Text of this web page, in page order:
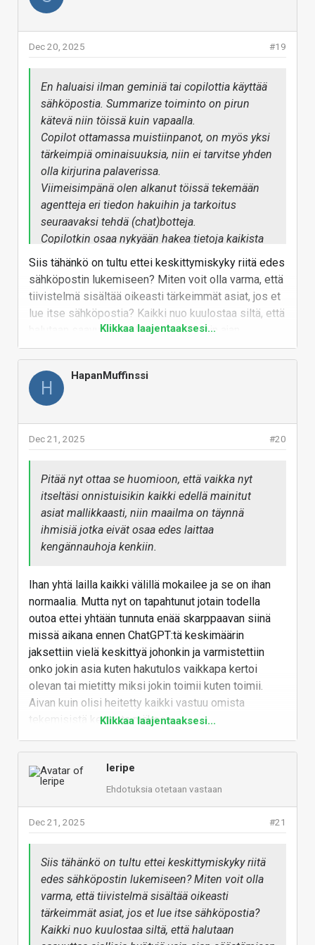
kutsustaan ostallistujia herkemmin, joiden jutua voi
olla vain jokin siivu. Ja voihan sen monenpalaverin
yhteenveto olla hyöksi siihen osallistumattomille.
Vastaa
#19
Dec 20, 2025
En haluaisi ilman geminiä tai copilottia käyttää
sähköpostia. Summarize toiminto on pirun
kätevä niin töissä kuin vapaalla.
Copilot ottamassa muistiinpanot, on myös yksi
tärkeimpiä ominaisuuksia, niin ei tarvitse yhden
olla kirjurina palaverissa.
Viimeisimpänä olen alkanut töissä tekemään
agentteja eri tiedon hakuihin ja tarkoitus
seuraavaksi tehdä (chat)botteja.
Copilotkin osaa nykyään hakea tietoja kaikista
sähköposteista, teams keskusteluista ja mitä
ikinä on ms ekosysteemissä.
Ihan älyttömiä hyötyjä ajallisesti tulee jo nyt
näillä, saati sitten vuoden tai useamman päästä.
Yleensä näistä tuntuu eniten valittavan sellaiset
syvällisesti kokeilleet.
Siis tähänkö on tultu ettei keskittymiskyky riitä edes
sähköpostin lukemiseen? Miten voit olla varma, että
tiivistelmä sisältää oikeasti tärkeimmät asiat, jos et
lue itse sähköpostia? Kaikki nuo kuulostaa siltä, että
halutaan saavuttaa ajallisia hyötyjä vain ajan
säästämisen takia, laadusta välittämättä.
Mutta tuollaisten ihmiskuntaa edistävien etujen takia
kannattaa kyllä käynnistellä lisää ydinvoimaloita ja
kuivattaa pari järveä!
Klikkaa laajentaaksesi...
H
HapanMuffinssi
#20
Dec 21, 2025
Pitää nyt ottaa se huomioon, että vaikka nyt
itseltäsi onnistuisikin kaikki edellä mainitut
asiat mallikkaasti, niin maailma on täynnä
ihmisiä jotka eivät osaa edes laittaa
kengännauhoja kenkiin.
Ihan yhtä lailla kaikki välillä mokailee ja se on ihan
normaalia. Mutta nyt on tapahtunut jotain todella
outoa ettei yhtään tunnuta enää skarppaavan siinä
missä aikana ennen ChatGPT:tä keskimäärin
jaksettiin vielä keskittyä johonkin ja varmistettiin
onko jokin asia kuten hakutulos vaikkapa kertoi
olevan tai mietitty miksi jokin toimii kuten toimii.
Aivan kuin olisi heitetty kaikki vastuu omista
tekemisistä kerrasta mäkeen.
Eikös se suurin apu näistä irtoa kun yrittää itse
maksimit ja siinä ohessa käyttää apuria / agentteja
työstämään samaa dilemmaa tarvittavin osin?
Alkuperäinen kritiikkini koski kuitenkin Windows-
laitetta missä pyörii agentteja taustalla tekemässä
kotikäyttöön saakka? Siihen päälle Windows Recall
särähti ja edelleen särähtää niin pahasti korvaan että
puistattaa suorastaan ajatus.
Ihmiskunta kykenisi vielä kävelemään omilla
jaloillaan. Mut jos täällä on tuhansien vuosien päästä
Klikkaa laajentaaksesi...
leripe
Ehdotuksia otetaan vastaan
#21
Dec 21, 2025
Siis tähänkö on tultu ettei keskittymiskyky riitä
edes sähköpostin lukemiseen? Miten voit olla
varma, että tiivistelmä sisältää oikeasti
tärkeimmät asiat, jos et lue itse sähköpostia?
Kaikki nuo kuulostaa siltä, että halutaan